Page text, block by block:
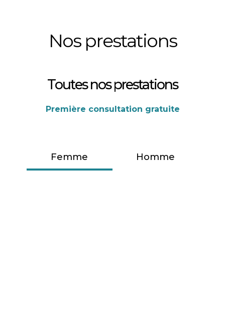
Nos prestations
Toutes nos prestations
Première consultation gratuite
Femme Homme